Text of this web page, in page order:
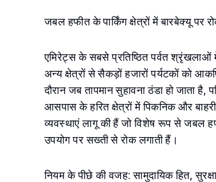
जबल हफीत के पार्किंग क्षेत्रों में बारबेक्यू पर
एमिरेट्स के सबसे प्रतिष्ठित पर्वत
अन्य क्षेत्रों से सैकड़ों हजारों पर्यटकों को
दौरान जब तापमान सुहावना ठंडा हो जाता है,
आसपास के हरित क्षेत्रों में पिकनिक और
व्यवस्थाएं लागू की हैं जो विशेष रूप से जबल
उपयोग पर सख्ती से रोक लगाती हैं।
नियम के पीछे की वजह: सामुदायिक हित,